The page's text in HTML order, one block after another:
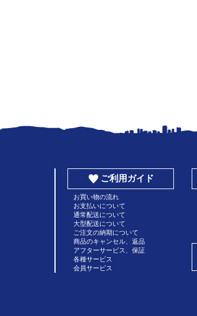
ご利用ガイド
お買い物の流れ
お支払いについて
通常配送について
大型配送について
ご注文の納期について
商品のキャンセル、返品
アフターサービス、保証
各種サービス
会員サービス